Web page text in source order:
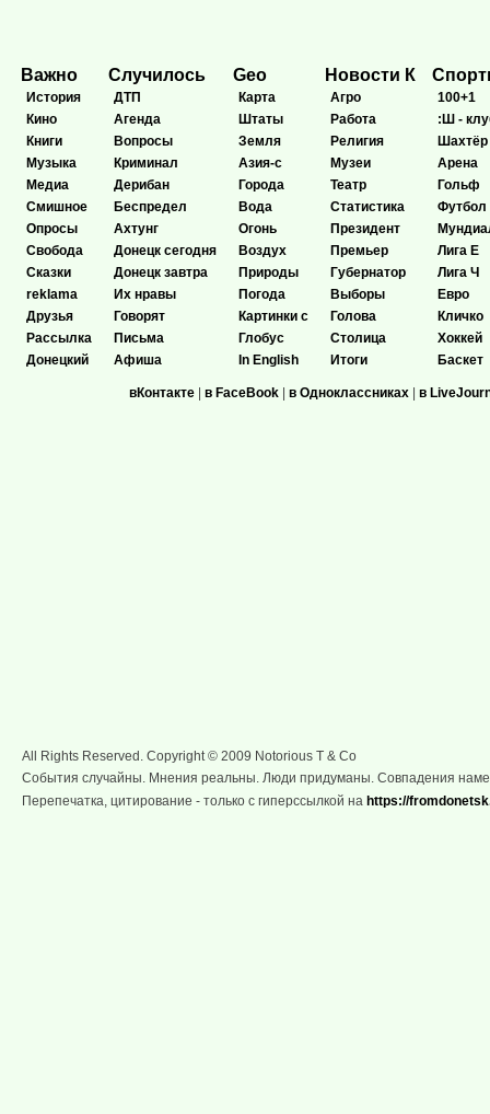
Важно
История
Кино
Книги
Музыка
Медиа
Смишное
Опросы
Свобода
Сказки
reklama
Друзья
Рассылка
Донецкий
Случилось
ДТП
Агенда
Вопросы
Криминал
Дерибан
Беспредел
Ахтунг
Донецк сегодня
Донецк завтра
Их нравы
Говорят
Письма
Афиша
Geo
Карта
Штаты
Земля
Азия-с
Города
Вода
Огонь
Воздух
Природы
Погода
Картинки с
Глобус
In English
Новости К
Агро
Работа
Религия
Музеи
Театр
Статистика
Президент
Премьер
Губернатор
Выборы
Голова
Столица
Итоги
100+1
:Ш -
Шахтёр
Арена
Гольф
Футбол
Лига Е
Лига Ч
Евро
Кличко
Хоккей
Баскет
вКонтакте | в FaceBook | в Одноклассниках | в
All Rights Reserved. Copyright © 2009 Notorious T & Co
События случайны. Мнения реальны. Люди придуманы. Совпадения
Перепечатка, цитирование - только с гиперссылкой на https://